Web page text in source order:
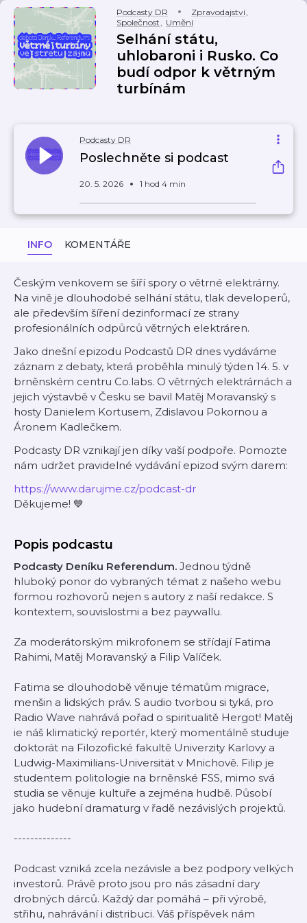
Podcasty DR Zpravodajství,
Společnost, Umění
Selhání státu,
uhlobaroni i Rusko. Co
budí odpor k větrným
turbínám
Podcasty DR
Poslechněte si podcast
20. 5. 2026 1 hod 4 min
INFO KOMENTÁŘE
Českým venkovem se šíří spory o větrné elektrárny.
Na vině je dlouhodobé selhání státu, tlak developerů,
ale především šíření dezinformací ze strany
profesionálních odpůrců větrných elektráren.
Jako dnešní epizodu Podcastů DR dnes vydáváme
záznam z debaty, která proběhla minulý týden 14. 5. v
brněnském centru Co.labs. O větrných elektrárnách a
jejich výstavbě v Česku se bavil Matěj Moravanský s
hosty Danielem Kortusem, Zdislavou Pokornou a
Áronem Kadlečkem.
Podcasty DR vznikají jen díky vaší podpoře. Pomozte
nám udržet pravidelné vydávání epizod svým darem:
https://www.darujme.cz/podcast-dr
Děkujeme! 💙
Popis podcastu
Podcasty Deníku Referendum. Jednou týdně
hluboký ponor do vybraných témat z našeho webu
formou rozhovorů nejen s autory z naší redakce. S
kontextem, souvislostmi a bez paywallu.
Za moderátorským mikrofonem se střídají Fatima
Rahimi, Matěj Moravanský a Filip Valíček.
Fatima se dlouhodobě věnuje tématům migrace,
menšin a lidských práv. S audio tvorbou si tyká, pro
Radio Wave nahrává pořad o spiritualitě Hergot! Matěj
ie náš klimatický reportér, který momentálně studuje
doktorát na Filozofické fakultě Univerzity Karlovy a
Ludwig-Maximilians-Universität v Mnichově. Filip je
studentem politologie na brněnské FSS, mimo svá
studia se věnuje kultuře a zejména hudbě. Působí
jako hudební dramaturg v řadě nezávislých projektů.
--------------
Podcast vzniká zcela nezávisle a bez podpory velkých
investorů. Právě proto jsou pro nás zásadní dary
drobných dárců. Každý dar pomáhá – při výrobě,
střihu, nahrávání i distribuci. Váš příspěvek nám